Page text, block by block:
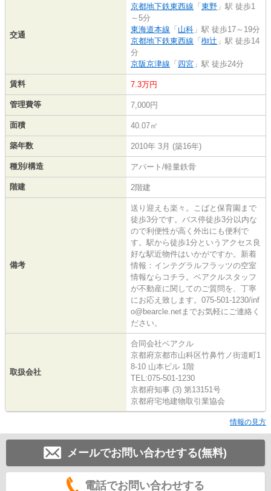
交通
京都地下鉄東西線 「 東野 」駅 徒歩1
～5分
東海道本線 「 山科 」駅 徒歩17～19分
京都地下鉄東西線 「 椥辻 」駅 徒歩14
分
京阪京津線 「 四宮 」駅 徒歩24分
賃料 7.3万円
管理費等 7,000円
面積 40.07㎡
築年数 2010年 3月 (築16年)
種別/構造 アパート/軽量鉄骨
階建 2階建
備考
送り迎えも楽々。こばと保育園まで
徒歩3分です。バス停徒歩3分以内な
ので利便性が高く外出にも便利で
す。駅から徒歩1分というアクセス良
好な駅近物件はいかがですか。新着
情報：インテグラルフラッツの空室
情報ならコチラ。ベアクルスタッフ
が不動産に関してのご質問を、丁寧
にお応え致します。075-501-1230/inf
o@bearcle.netまでお気軽にご連絡く
ださい。
取扱会社
合同会社ベアクル
京都府京都市山科区竹鼻竹ノ街道町1
8-10 山本ビル 1階
TEL:075-501-1230
京都府知事 (3) 第13151号
京都府宅地建物取引業協会
情報の見方
メールでお問い合わせする(無料)
電話でお問い合わせする